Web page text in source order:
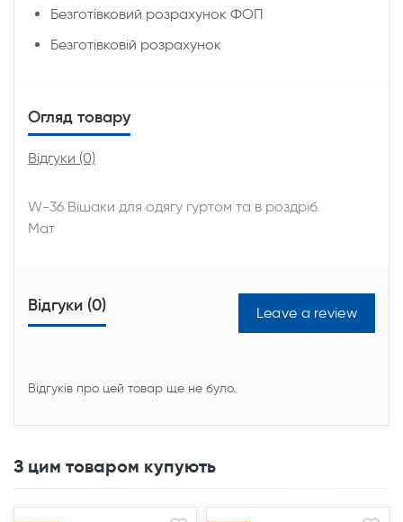
Безготівковий розрахунок ФОП
Безготівковій розрахунок
Огляд товару
Відгуки (0)
W-36 Вішаки для одягу гуртом та в роздріб.
Мат
Відгуки (0) Leave a review
Відгуків про цей товар ще не було.
З цим товаром купують